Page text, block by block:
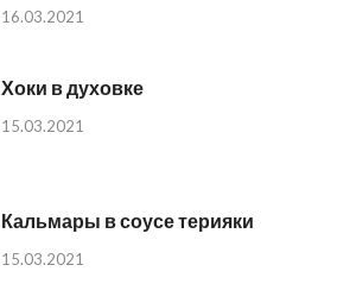
16.03.2021
Хоки в духовке
15.03.2021
Кальмары в соусе терияки
15.03.2021